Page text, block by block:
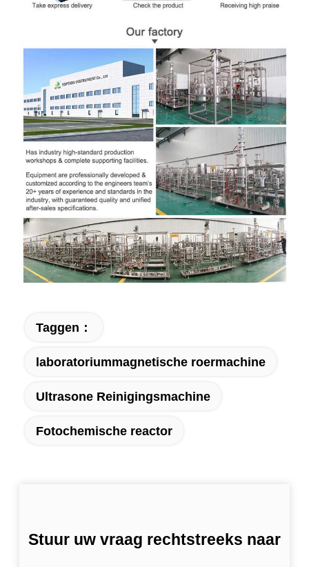
Taggen：
laboratoriummagnetische roermachine
Ultrasone Reinigingsmachine
Fotochemische reactor
Stuur uw vraag rechtstreeks naar